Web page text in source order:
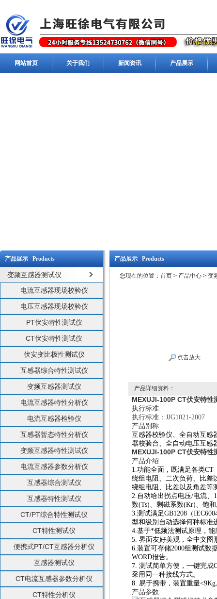
网站首页 关于我们 新闻资讯 产品展示
产品展示 Products
变频互感器测试仪
电流互感器现场校验仪
电压互感器现场校验仪
PT伏安特性测试仪
CT伏安特性测试仪
伏安变比极性测试仪
互感器综合特性测试仪
变频互感器测试仪
电流互感器特性分析仪
电流互感器检验仪
互感器暂态特性分析仪
变频互感器特性测试仪
电流互感器参数分析仪
互感器综合测试仪
互感器特性测试仪
CT/PT综合特性测试仪
CT特性测试仪
便携式PT/CT互感器分析仪
互感器测试仪
CT电流互感器参数分析仪
CT特性分析仪
产品展示 Products
您现在的位置： 首页 > 产品中心 > 变
点击放大
产品详细资料：
MEXUJI-100P CT伏安特性
执行标准
执行标准：JJG1021-2007
产品别称
互感器校验仪、全自动互感
器校验台、全自动电压互感
MEXUJI-100P CT伏安特性
产品介绍
1.功能全面，既满足各类
绕组电阻、二次负荷、比差
绕组电阻、比差以及角差等
2.自动给出拐点电压/电流、
数(Ts)、剩磁系数(Kr)、饱
3.测试满足GB1208（
型和级别自动选择何种标准
4.基于*低频法测试原理，
5. 界面友好美观，全中文图
6.装置可存储2000组测试数
WORD报告。
7. 测试简单方便，一键完
采用同一种接线方式。
8. 易于携带，装置重量<9Kg
产品参数